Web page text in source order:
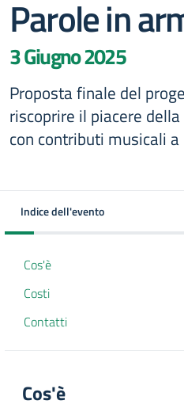
Parole in
3 Giugno 2025
Proposta finale del
riscoprire il piacere
con contributi musicali
Indice dell'evento
Cos'è
Costi
Contatti
Cos'è